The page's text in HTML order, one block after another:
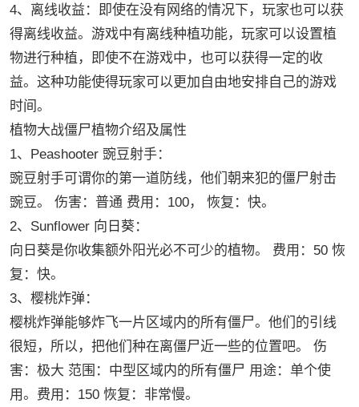
4、离线收益：即使在没有网络的情况下，玩家也可以获
得离线收益。游戏中有离线种植功能，玩家可以设置植
物进行种植，即使不在游戏中，也可以获得一定的收
益。这种功能使得玩家可以更加自由地安排自己的游戏
时间。
植物大战僵尸植物介绍及属性
1、Peashooter 豌豆射手：
豌豆射手可谓你的第一道防线，他们朝来犯的僵尸射击
豌豆。 伤害：普通 费用：100， 恢复：快。
2、Sunflower 向日葵：
向日葵是你收集额外阳光必不可少的植物。 费用：50 恢
复：快。
3、樱桃炸弹：
樱桃炸弹能够炸飞一片区域内的所有僵尸。他们的引线
很短，所以，把他们种在离僵尸近一些的位置吧。 伤
害：极大 范围：中型区域内的所有僵尸 用途：单个使
用。费用：150 恢复：非常慢。